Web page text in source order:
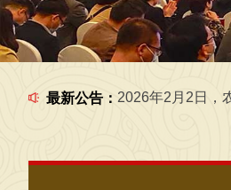
最新公告：
2026年2月2日，